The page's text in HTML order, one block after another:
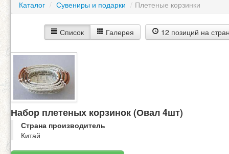
Каталог / Сувениры и подарки / Плетеные корзинки
Список Галерея 12 позиций на
Набор плетеных корзинок (Овал 4шт)
Страна производитель
Китай